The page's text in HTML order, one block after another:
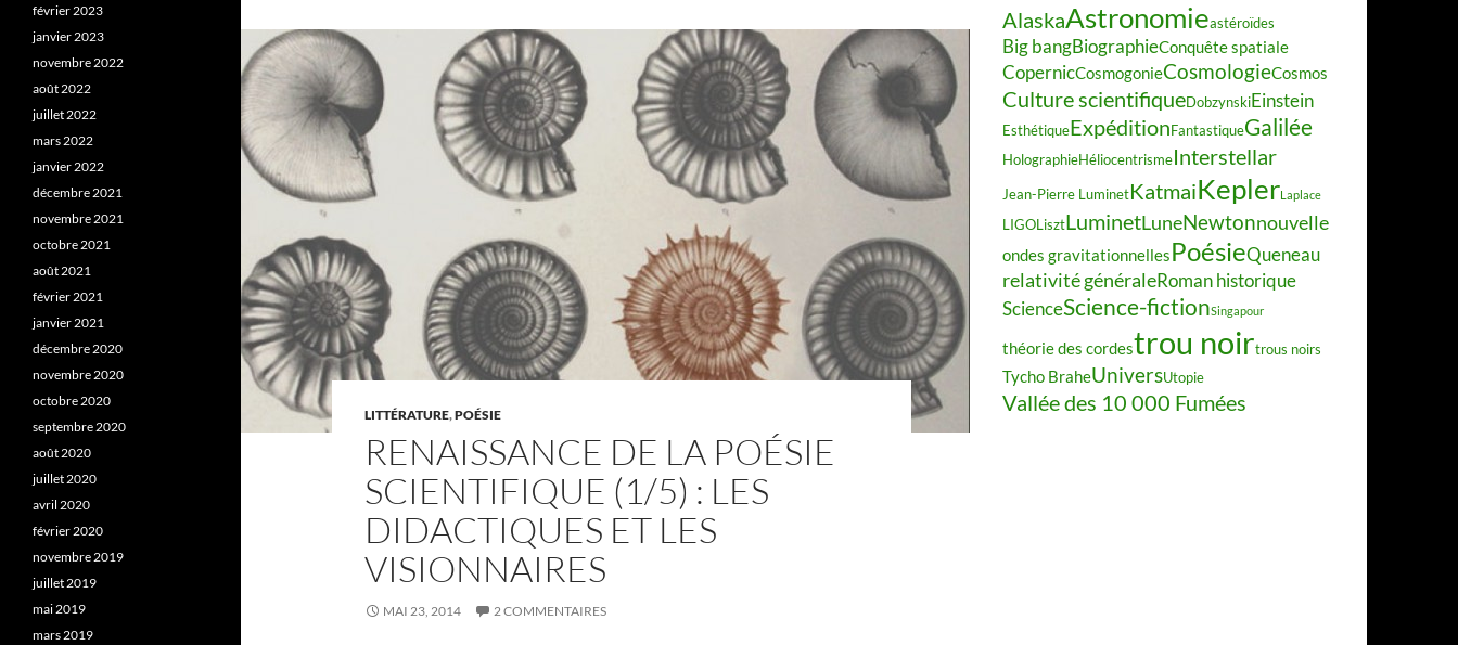
LITTÉRATURE,POÉSIE
RENAISSANCE DE LA POÉSIE
SCIENTIFIQUE (1/5) : LES
DIDACTIQUES ET LES
VISIONNAIRES
MAI 23, 2014 2 COMMENTAIRES
AlaskaAstronomieastéroïdes
Big bangBiographieConquête spatiale
CopernicCosmogonieCosmologieCosmos
Culture scientifiqueDobzynskiEinstein
EsthétiqueExpéditionFantastiqueGalilée
HolographieHéliocentrismeInterstellar
Jean-Pierre LuminetKatmaiKeplerLaplace
LIGOLisztLuminetLuneNewtonnouvelle
ondes gravitationnellesPoésieQueneau
relativité généraleRoman historique
ScienceScience-fictionSingapour
théorie des cordestrou noirtrous noirs
Tycho BraheUniversUtopie
Vallée des 10 000 Fumées
février 2023
janvier 2023
novembre 2022
août 2022
juillet 2022
mars 2022
janvier 2022
décembre 2021
novembre 2021
octobre 2021
août 2021
février 2021
janvier 2021
décembre 2020
novembre 2020
octobre 2020
septembre 2020
août 2020
juillet 2020
avril 2020
février 2020
novembre 2019
juillet 2019
mai 2019
mars 2019